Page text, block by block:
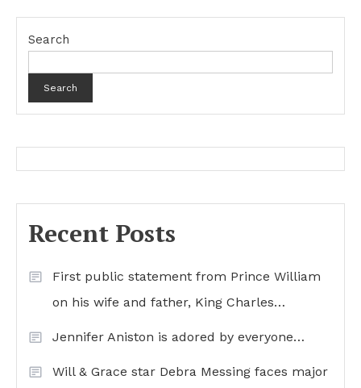
Search
Search
Recent Posts
First public statement from Prince William
on his wife and father, King Charles…
Jennifer Aniston is adored by everyone…
Will & Grace star Debra Messing faces major